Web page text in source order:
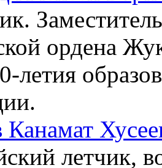
ордена
летия
Канамат
летчик,